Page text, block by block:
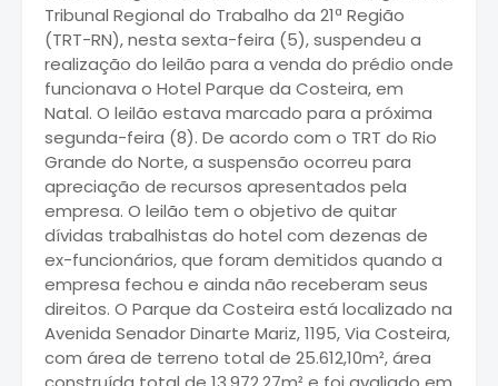
Tribunal Regional do Trabalho da 21ª Região
(TRT-RN), nesta sexta-feira (5), suspendeu a
realização do leilão para a venda do prédio onde
funcionava o Hotel Parque da Costeira, em
Natal. O leilão estava marcado para a próxima
segunda-feira (8). De acordo com o TRT do Rio
Grande do Norte, a suspensão ocorreu para
apreciação de recursos apresentados pela
empresa. O leilão tem o objetivo de quitar
dívidas trabalhistas do hotel com dezenas de
ex-funcionários, que foram demitidos quando a
empresa fechou e ainda não receberam seus
direitos. O Parque da Costeira está localizado na
Avenida Senador Dinarte Mariz, 1195, Via Costeira,
com área de terreno total de 25.612,10m², área